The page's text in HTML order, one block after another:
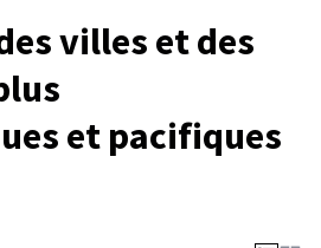
villes et des
et pacifiques